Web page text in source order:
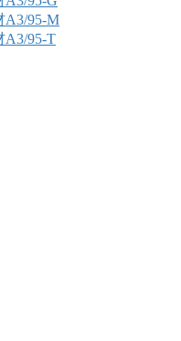
A3/95-M
A3/95-T